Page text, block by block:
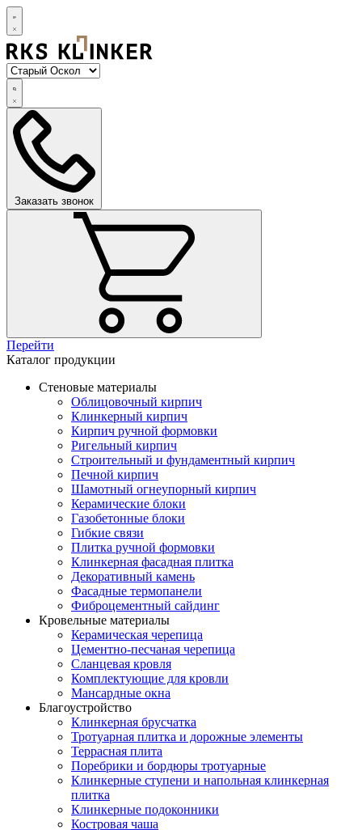
Заказать звонок
Перейти
Каталог продукции
Стеновые материалы
Облицовочный кирпич
Клинкерный кирпич
Кирпич ручной формовки
Ригельный кирпич
Строительный и фундаментный кирпич
Печной кирпич
Шамотный огнеупорный кирпич
Керамические блоки
Газобетонные блоки
Гибкие связи
Плитка ручной формовки
Клинкерная фасадная плитка
Декоративный камень
Фасадные термопанели
Фиброцементный сайдинг
Кровельные материалы
Керамическая черепица
Цементно-песчаная черепица
Сланцевая кровля
Комплектующие для кровли
Мансардные окна
Благоустройство
Клинкерная брусчатка
Тротуарная плитка и дорожные элементы
Террасная плита
Поребрики и бордюры тротуарные
Клинкерные ступени и напольная клинкерная
плитка
Клинкерные подоконники
Костровая чаша